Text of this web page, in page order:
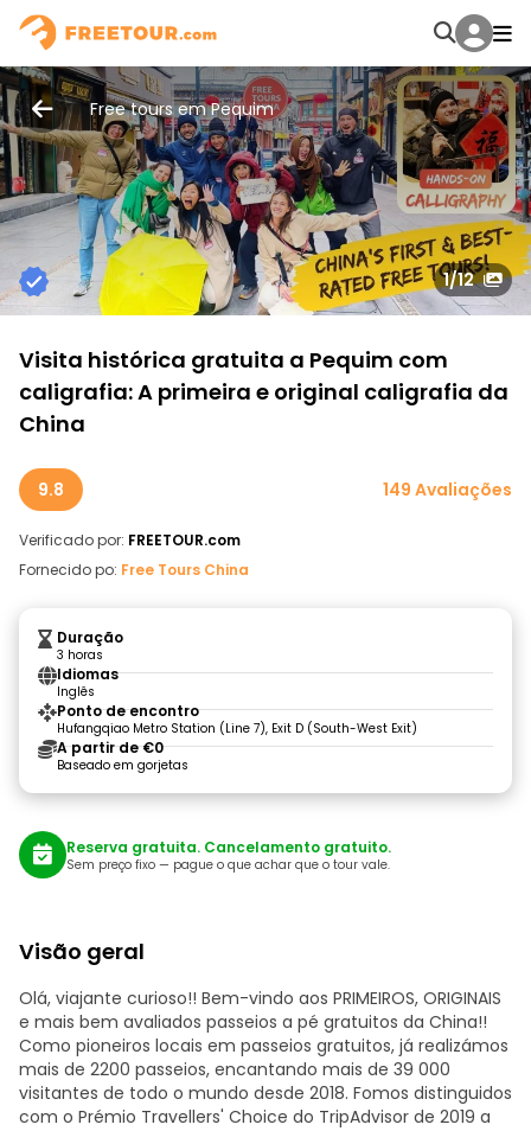
Free tours em Pequim
1/12
Visita histórica gratuita a Pequim com
caligrafia: A primeira e original caligrafia da
China
9.8 149 Avaliações
Verificado por: FREETOUR.com
Fornecido po: Free Tours China
Duração
3 horas
Idiomas
Inglês
Ponto de encontro
Hufangqiao Metro Station (Line 7), Exit D (South-West Exit)
A partir de €0
Baseado em gorjetas
Reserva gratuita. Cancelamento gratuito.
Sem preço fixo — pague o que achar que o tour vale.
Visão geral
Olá, viajante curioso!! Bem-vindo aos PRIMEIROS, ORIGINAIS
e mais bem avaliados passeios a pé gratuitos da China!!
Como pioneiros locais em passeios gratuitos, já realizámos
mais de 2200 passeios, encantando mais de 39 000
visitantes de todo o mundo desde 2018. Fomos distinguidos
com o Prémio Travellers' Choice do TripAdvisor de 2019 a